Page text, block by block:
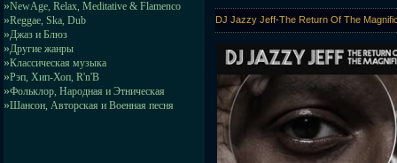
»NewAge, Relax, Meditative & Flamenco
»Reggae, Ska, Dub
»Джаз и Блюз
»Другие жанры
»Классическая музыка
»Рэп, Хип-Хоп, R'n'B
»Фольклор, Народная и Этническая
»Шансон, Авторская и Военная песня
DJ Jazzy Jeff-The Return Of The